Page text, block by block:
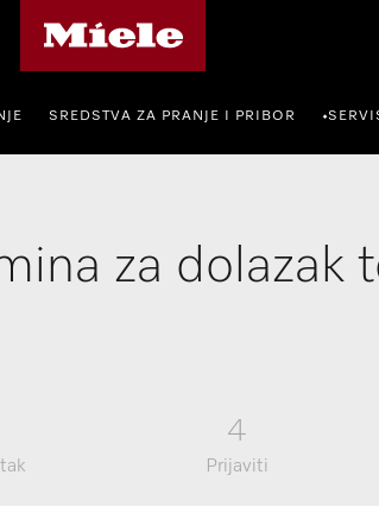
SREDSTVA ZA PRANJE I PRIBOR •
za dolazak
4
Prijaviti